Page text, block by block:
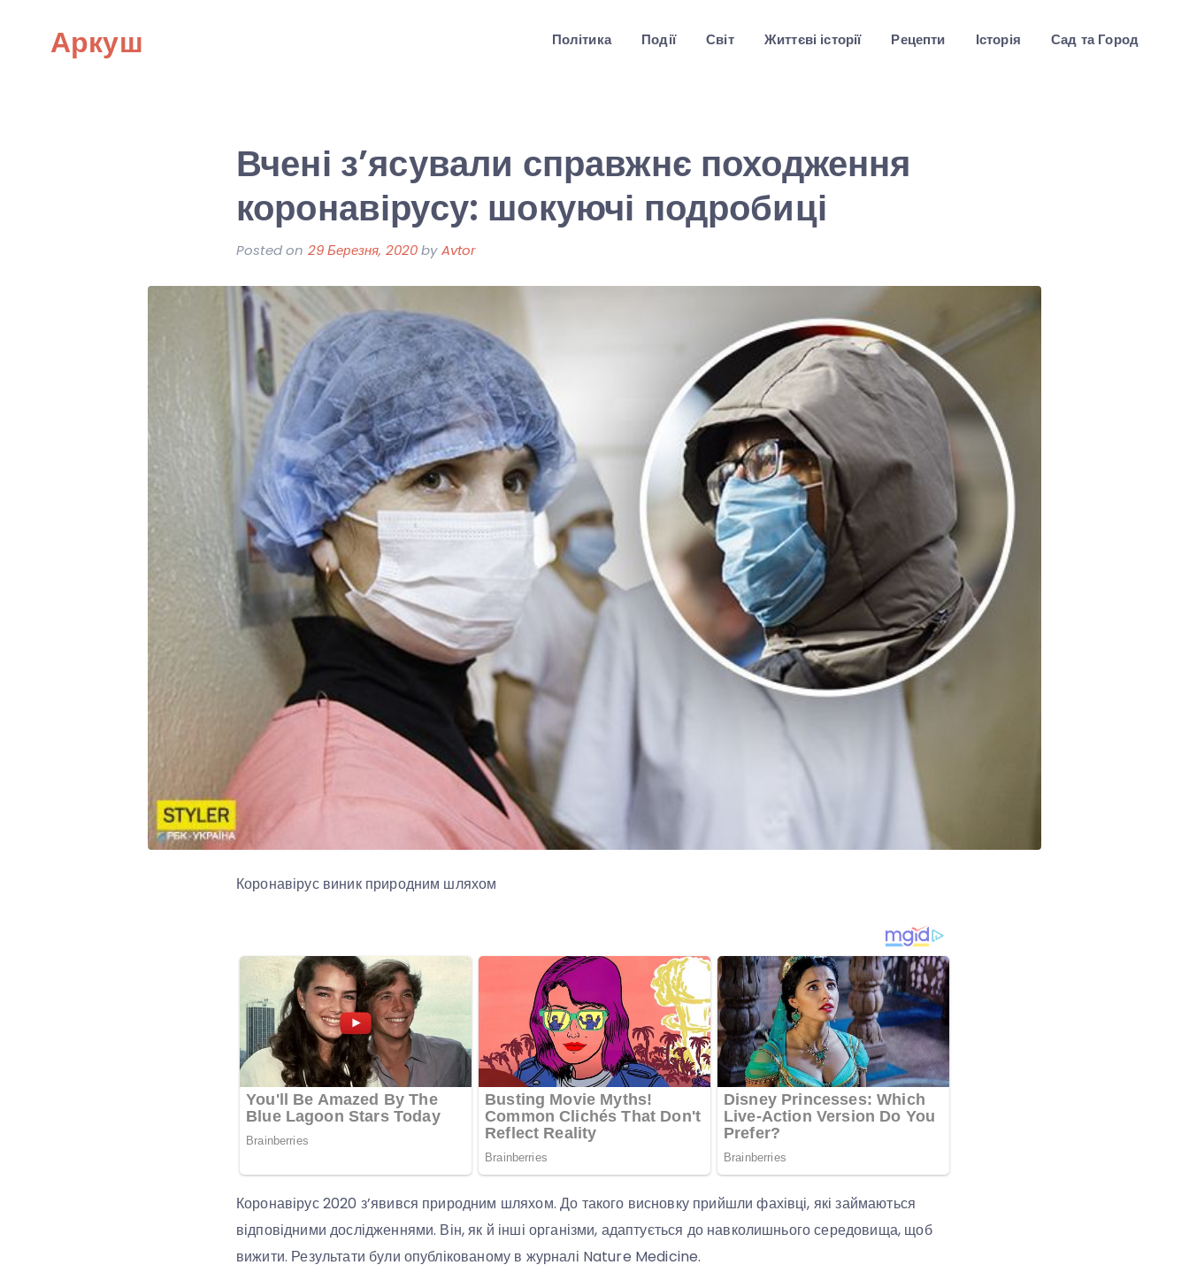
Аркуш Політика Події Світ Життєві історії Рецепти Історія Сад та Город
Вчені з’ясували справжнє походження
коронавірусу: шокуючі подробиці
Posted on 29 Березня, 2020byAvtor
Коронавірус виник природним шляхом
Коронавірус 2020 з’явився природним шляхом. До такого висновку прийшли фахівці, які займаються
відповідними дослідженнями. Він, як й інші організми, адаптується до навколишнього середовища, щоб
вижити. Результати були опублікованому в журналі Nature Medicine.